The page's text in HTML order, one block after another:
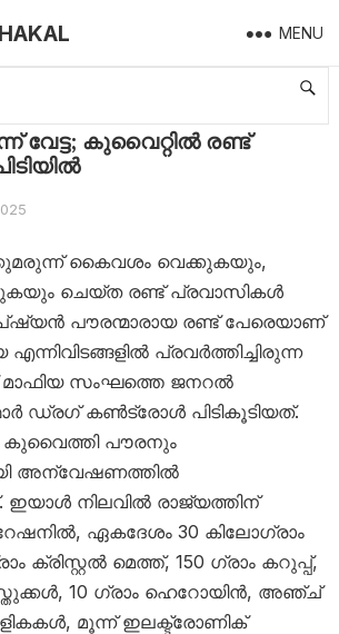
MENU
വേട്ട; കുവൈറ്റിൽ രണ്ട്
കൈവശം വെക്കുകയും,
ചെയ്‌ത രണ്ട് പ്രവാസികൾ
പൗരന്മാരായ രണ്ട് പേരെയാണ്
പ്രവർത്തിച്ചിരുന്ന
മാഫിയ സംഘത്തെ ജനറൽ
ഫോർ ഡ്രഗ് കൺട്രോൾ പിടികൂടിയത്.
കുവൈത്തി പൗരനും
അന്വേഷണത്തിൽ
ഇയാൾ നിലവിൽ രാജ്യത്തിന്
ഏകദേശം 30 കിലോഗ്രാം
ക്രിസ്റ്റൽ മെത്ത്, 150 ഗ്രാം കറുപ്പ്,
10 ഗ്രാം ഹെറോയിൻ, അഞ്ച്
മൂന്ന് ഇലക്ട്രോണിക്